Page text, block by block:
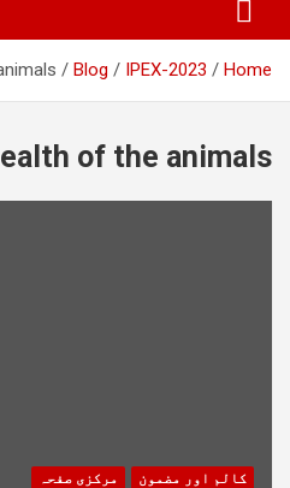
Home
IPEX-2023
Blog
of the animals
کالم اور مضمون مرکزی صفحہ